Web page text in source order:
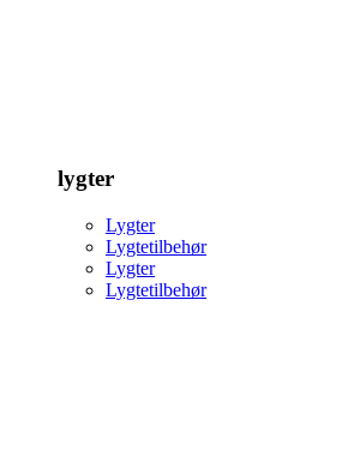
lygter
Lygter
Lygtetilbehør
Lygter
Lygtetilbehør